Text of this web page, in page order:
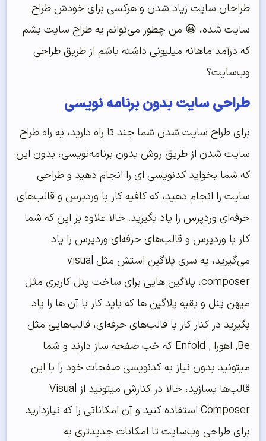
طراحان سایت زیاد شدن و هرکسی برای خودش طراح
سایت شده، 😀 من چطور می‌توانم یه طراح سایت بشم
که درآمد ماهانه میلیونی داشته باشم از طریق طراحی
وب‌سایت؟
طراحی سایت بدون برنامه نویسی
برای طراح سایت شدن شما چند تا راه دارید، یه راه طراح
سایت شدن از طریق روش بدون برنامه‌نویسی، بدون این
که شما بخواید کدنویسی ای را انجام دهید و طراحی
سایت را انجام دهید،‌ که کافیه کار با وردپرس و قالب‌های
حرفه‌ای وردپرس را یاد بگیرید. حالا علاوه بر این که شما
کار با وردپرس و قالب‌های حرفه‌ای وردپرس را یاد
می‌گیرید، یه سری پلاگین استش مثل visual
composer، پلاگین هایی برای ساخت پنل کاربری مثل
میهن پنل و بقیه پلاگین ها که باید کار با آن ها را یاد
بگیرید در کنار کار با قالب‌های حرفه‌ای، قالب‌هایی مثل
Be, اهورا , Enfold که خب صفحه ساز دارند و شما
میتونید بدون نیاز به کدنویسی صفحات خود را با این
قالب‌ها بسازید،‌ حالا در کنارش میتونید از Visual
Composer استفاده کنید و آن امکاناتی را که نیازدارید
برای طراحی وب‌سایت تا امکانات جدیدتری به